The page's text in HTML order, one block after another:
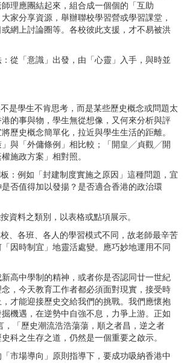
理應團結起來，組合成一個個的「互助
家分享資源，舉辦聯校學習營或學習課堂，
網上討論圈等。各校彼此支援，才不易被洪
從「意識」出發，由「心靈」入手，與時並
是學生不肯思考，而是某些歷史概念或問題太
的事與物，學生無從想像，又何來分析與評
歷史概念簡單化，拉近與學生生活的距離。
」與「外傭條例」相比較；「開皇╱貞觀╱開
施政方案」相對照。
：例如「封建制度實施之原因」這種問題，宜
否值得加以發揚？是否適合香港的政治環
資料之類別，以表格或點項展示。
、各班、各人的學習模式不同，故老師最辛苦
因時制宜」地靈活處變。應巧妙地運用不同
高中學制的精神，或者你是否認同廿一世紀
，今天教育工作者都必須面對現實，接受時
才能迎接歷史交給我們的挑戰。我們應懷抱
機遇，在逆勢中自強不息，力爭上游。正如
，「歷史潮流浩浩蕩蕩，順之者昌，逆之者
科之生存之道，仍然是一個重要之啟示。
市場導向」原則指導下，要成功吸納香港中